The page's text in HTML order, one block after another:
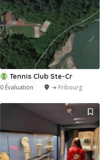
Tennis Club Ste-Cr
0 Évaluation ➔ Fribourg